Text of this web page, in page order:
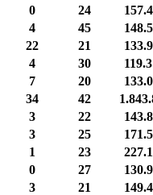
0 24
4 45
22 21
4 30
7 20
34 42
3 22
3 25
1 23
0 27
3 21